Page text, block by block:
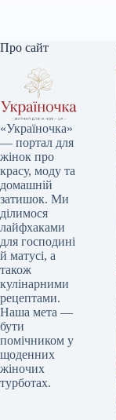
Про сайт
«Україночка»
— портал для
жінок про
красу, моду та
домашній
затишок. Ми
ділимося
лайфхаками
для господині
й матусі, а
також
кулінарними
рецептами.
Наша мета —
бути
помічником у
щоденних
жіночих
турботах.